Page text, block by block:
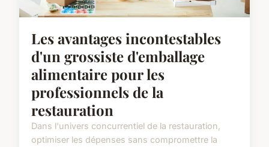
Les avantages incontestables
d'un grossiste d'emballage
alimentaire pour les
professionnels de la
restauration
Dans l'univers concurrentiel de la restauration,
optimiser les dépenses sans compromettre la